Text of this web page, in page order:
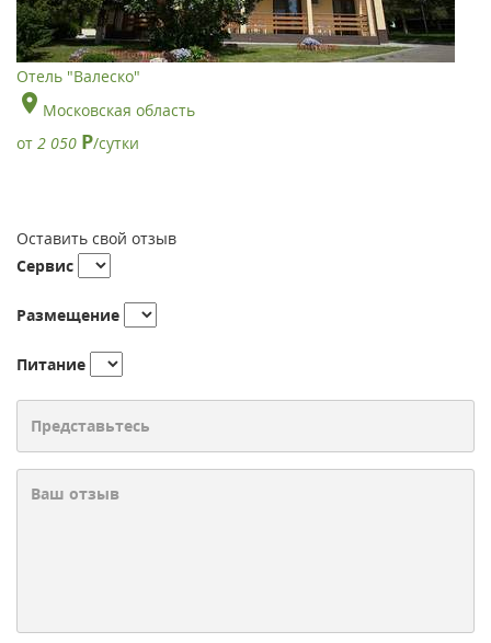
Отель "Валеско"
Московская область
от 2 050 Р/сутки
Оставить свой отзыв
Сервис
Размещение
Питание